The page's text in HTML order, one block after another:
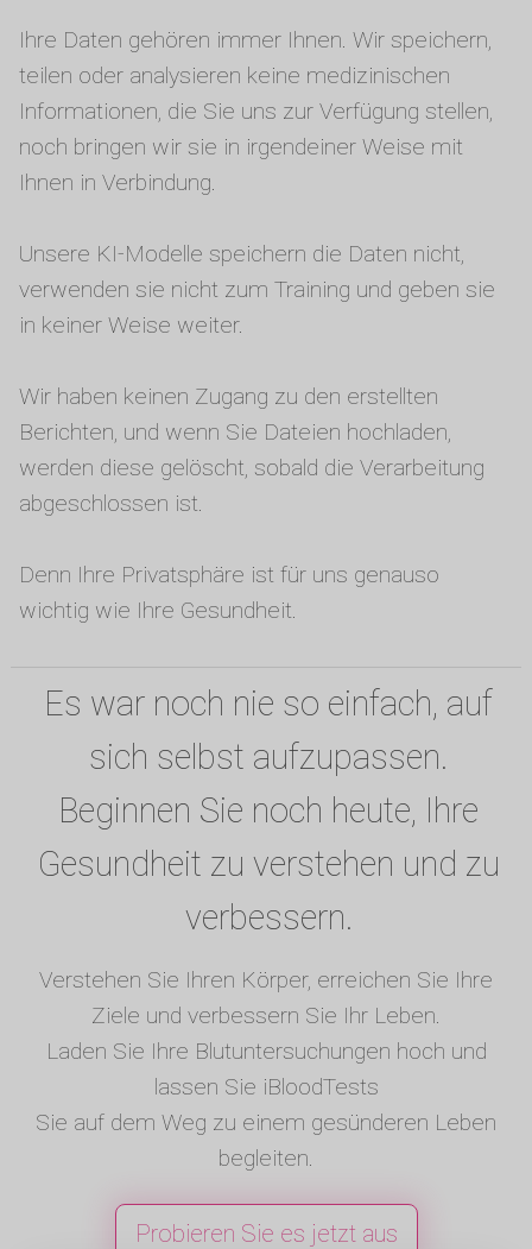
Ihre Daten gehören immer Ihnen. Wir speichern,
teilen oder analysieren keine medizinischen
Informationen, die Sie uns zur Verfügung stellen,
noch bringen wir sie in irgendeiner Weise mit
Ihnen in Verbindung.
Unsere KI-Modelle speichern die Daten nicht,
verwenden sie nicht zum Training und geben sie
in keiner Weise weiter.
Wir haben keinen Zugang zu den erstellten
Berichten, und wenn Sie Dateien hochladen,
werden diese gelöscht, sobald die Verarbeitung
abgeschlossen ist.
Denn Ihre Privatsphäre ist für uns genauso
wichtig wie Ihre Gesundheit.
Es war noch nie so einfach, auf
sich selbst aufzupassen.
Beginnen Sie noch heute, Ihre
Gesundheit zu verstehen und zu
verbessern.
Verstehen Sie Ihren Körper, erreichen Sie Ihre
Ziele und verbessern Sie Ihr Leben.
Laden Sie Ihre Blutuntersuchungen hoch und
lassen Sie iBloodTests
Sie auf dem Weg zu einem gesünderen Leben
begleiten.
Probieren Sie es jetzt aus